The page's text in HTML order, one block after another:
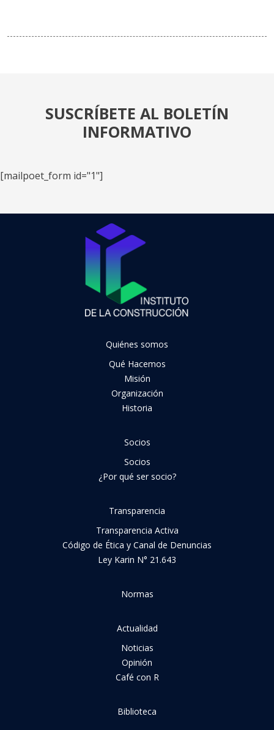
SUSCRÍBETE AL BOLETÍN
INFORMATIVO
[mailpoet_form id="1"]
Quiénes somos
Qué Hacemos
Misión
Organización
Historia
Socios
Socios
¿Por qué ser socio?
Transparencia
Transparencia Activa
Código de Ética y Canal de Denuncias
Ley Karin N° 21.643
Normas
Actualidad
Noticias
Opinión
Café con R
Biblioteca